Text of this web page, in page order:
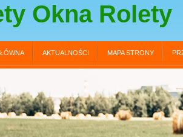
Okna Rolety
AKTUALNOŚCI MAPA STRONY